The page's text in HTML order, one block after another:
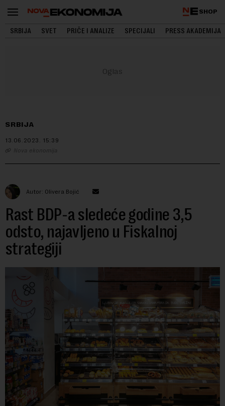
SHOP
SRBIJA SVET PRIČE I ANALIZE SPECIJALI PRESS AKADEMIJA
SRBIJA
13.06.2023. 15:39
Nova ekonomija
Autor: Olivera Bojić
Rast BDP-a sledeće godine 3,5
odsto, najavljeno u Fiskalnoj
strategiji